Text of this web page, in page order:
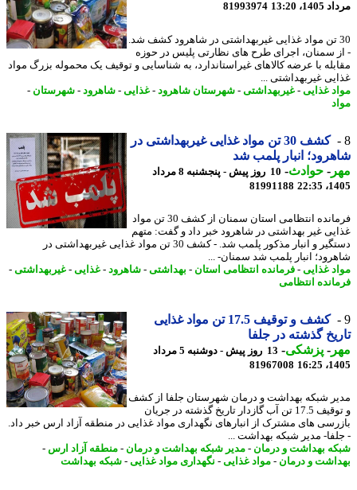
13:20
81993974
تن مواد غذایی غیربهداشتی در شاهرود کشف شد.
سمنان، اجرای طرح های نظارتی پلیس در حوزه
با عرضه کالاهای غیراستاندارد، به شناسایی و توقیف یک محموله بزرگ مواد
غیربهداشتی ...
غذایی- غیربهداشتی-شهرستان شاهرود- غذایی- شاهرود- شهرستان-
کشف 30 تن مواد غذایی غیربهداشتی در
انبار پلمب شد
-حوادث -
10 روز پیش - پنجشنبه 8 مرداد
81991188
فرمانده انتظامی استان سمنان از کشف 30 تن مواد
غیر بهداشتی در شاهرود خبر داد و گفت: متهم
دستگیر و انبار مذکور پلمب شد. - کشف 30 تن مواد غذایی غیربهداشتی در
انبار پلمب شد سمنان- ...
غذایی- فرمانده انتظامی استان-بهداشتی-شاهرود- غذایی- غیربهداشتی-
انتظامی
کشف و توقیف 17.5 تن مواد غذایی
گذشته در جلفا
-پزشکی-
13 روز پیش - دوشنبه 5 مرداد
81967008
شبکه بهداشت و درمان شهرستان جلفا از کشف
و توقیف 17.5 تن آب گازدار تاریخ گذشته در جریان
های مشترک از انبارهای نگهداری مواد غذایی در منطقه آزاد ارس خبر داد.
مدیر شبکه بهداشت ...
بهداشت و درمان -مدیر شبکه بهداشت و درمان -منطقه آزاد ارس -
و درمان -مواد غذایی- نگهداری مواد غذایی- شبکه بهداشت